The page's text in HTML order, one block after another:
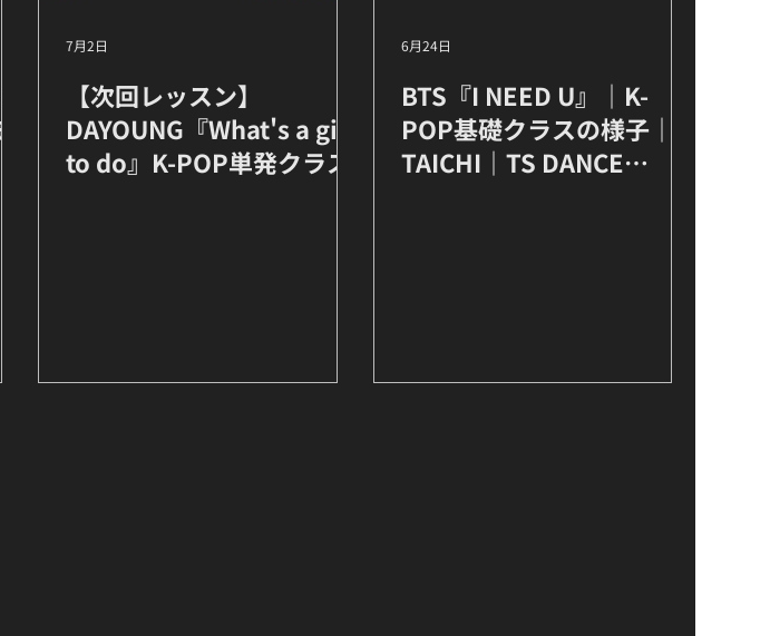
【次回レッスン】
DAYOUNG『What's a girl
to do』K-POP単発クラス
7月2日
BTS『I NEED U』｜K-
POP基礎クラスの様子｜
TAICHI｜TS DANCE
6月24日